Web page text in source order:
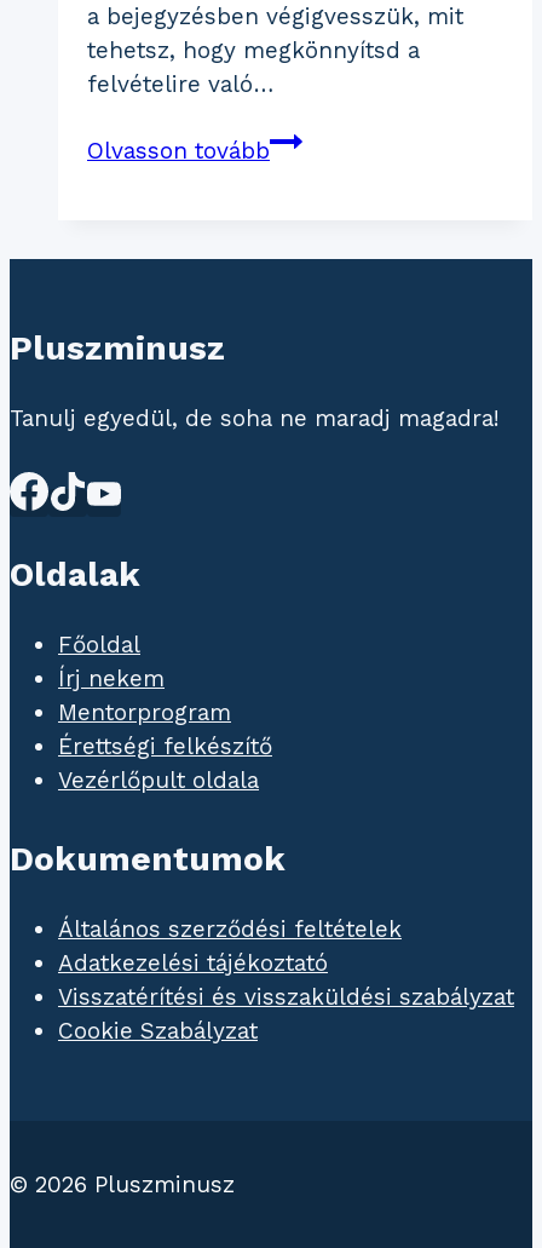
a bejegyzésben végigvesszük, mit
tehetsz, hogy megkönnyítsd a
felvételire való…
Olvasson továbbHogyan
útmutató
Pluszminusz
Tanulj egyedül, de soha ne maradj magadra!
Oldalak
Főoldal
Írj nekem
Mentorprogram
Érettségi felkészítő
Vezérlőpult oldala
Dokumentumok
Általános szerződési feltételek
Adatkezelési tájékoztató
Visszatérítési és visszaküldési szabályzat
Cookie Szabályzat
© 2026 Pluszminusz